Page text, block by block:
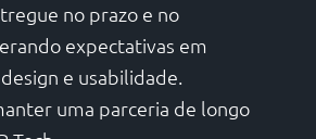
no prazo e no
expectativas em
e usabilidade.
uma parceria de longo